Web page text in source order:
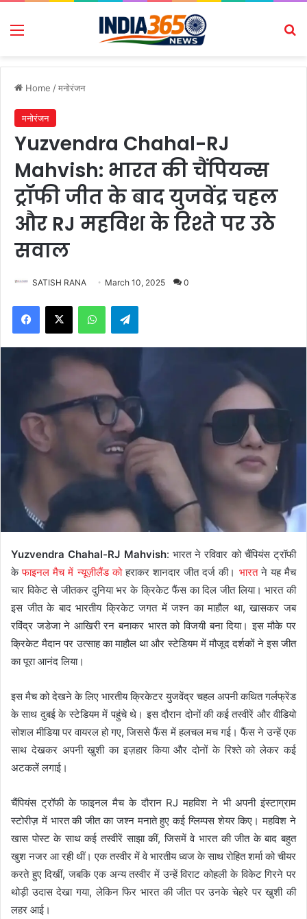
Menu
Home /मनोरंजन
मनोरंजन
Yuzvendra Chahal-RJ
Mahvish: भारत की चैंपियन्स
ट्रॉफी जीत के बाद युजवेंद्र चहल
और RJ महविश के रिश्ते पर उठे
सवाल
SATISH RANA March 10, 2025 0
Facebook
X WhatsAppTelegram
Yuzvendra Chahal-RJ Mahvish: भारत ने रविवार को चैंपियंस ट्रॉफी
केफाइनल मैच में न्यूज़ीलैंड कोहराकर शानदार जीत दर्ज की। भारतने यह मैच
चार विकेट से जीतकर दुनिया भर के क्रिकेट फैंस का दिल जीत लिया। भारत की
इस जीत के बाद भारतीय क्रिकेट जगत में जश्न का माहौल था, खासकर जब
रविंद्र जडेजा ने आखिरी रन बनाकर भारत को विजयी बना दिया। इस मौके पर
क्रिकेट मैदान पर उत्साह का माहौल था और स्टेडियम में मौजूद दर्शकों ने इस जीत
का पूरा आनंद लिया।
इस मैच को देखने के लिए भारतीय क्रिकेटर युजवेंद्र चहल अपनी कथित गर्लफ्रेंड
के साथ दुबई के स्टेडियम में पहुंचे थे। इस दौरान दोनों की कई तस्वीरें और वीडियो
सोशल मीडिया पर वायरल हो गए, जिससे फैंस में हलचल मच गई। फैंस ने उन्हें एक
साथ देखकर अपनी खुशी का इज़हार किया और दोनों के रिश्ते को लेकर कई
अटकलें लगाई।
चैंपियंस ट्रॉफी के फाइनल मैच के दौरान RJ महविश ने भी अपनी इंस्टाग्राम
स्टोरीज़ में भारत की जीत का जश्न मनाते हुए कई ग्लिम्पस शेयर किए। महविश ने
खास पोस्ट के साथ कई तस्वीरें साझा कीं, जिसमें वे भारत की जीत के बाद बहुत
खुश नजर आ रही थीं। एक तस्वीर में वे भारतीय ध्वज के साथ रोहित शर्मा को चीयर
करते हुए दिखीं, जबकि एक अन्य तस्वीर में उन्हें विराट कोहली के विकेट गिरने पर
थोड़ी उदास देखा गया, लेकिन फिर भारत की जीत पर उनके चेहरे पर खुशी की
लहर आई।